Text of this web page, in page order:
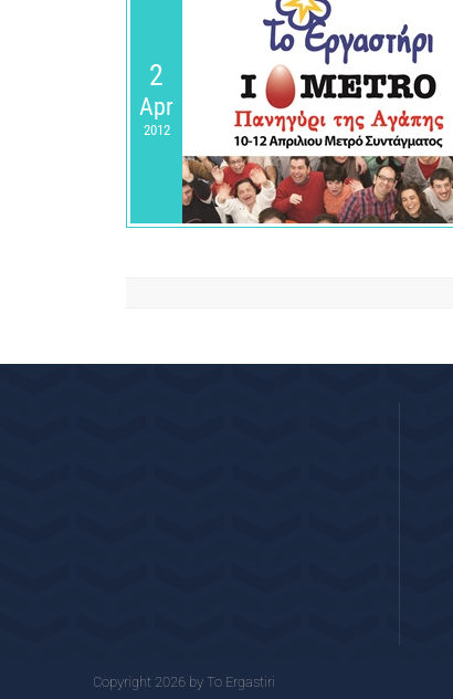
2
Apr
2012
Copyright 2026 by To Ergastiri